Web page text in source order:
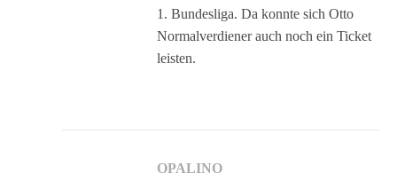
1. Bundesliga. Da konnte sich Otto
Normalverdiener auch noch ein Ticket
leisten.
OPALINO